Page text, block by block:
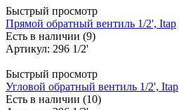
Быстрый просмотр
Прямой обратный вентиль 1/2', Itap
Есть в наличии (9)
Артикул: 296 1/2'
Быстрый просмотр
Угловой обратный вентиль 1/2', Itap
Есть в наличии (10)